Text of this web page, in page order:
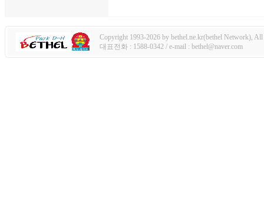
Copyright 1993-2026 by bethel.ne.kr(bethel Network), All
대표전화 : 1588-0342 / e-mail : bethel@naver.com